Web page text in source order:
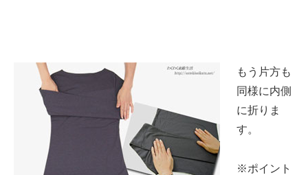
もう片方も
同様に内側
に折りま
す。
※ポイント